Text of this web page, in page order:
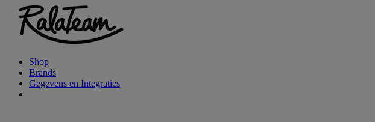
Shop
Brands
Gegevens en Integraties